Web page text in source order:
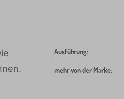
Ausführung:
mehr von der Marke: